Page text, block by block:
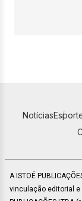
Notícias
A ISTOÉ
vinculação editorial e